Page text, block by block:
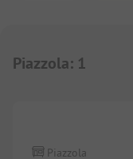
Piazzola: 1
Piazzola